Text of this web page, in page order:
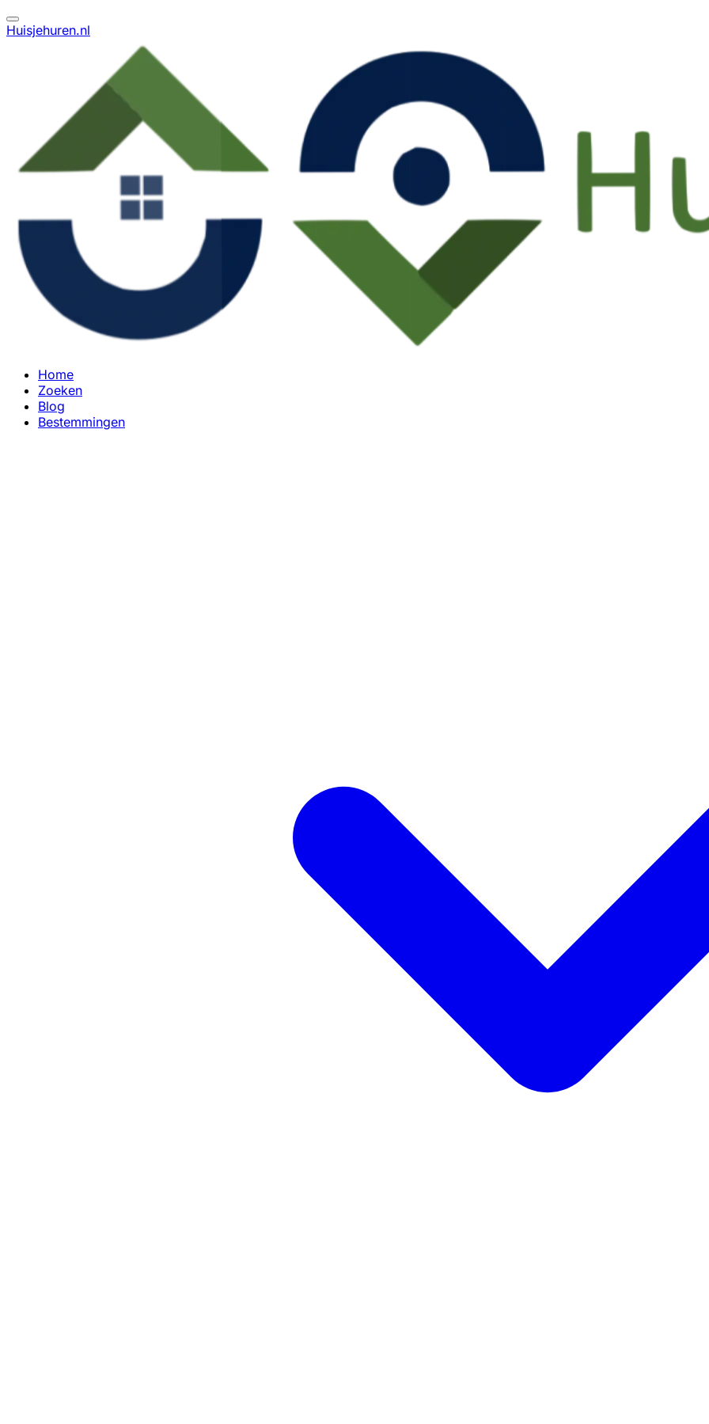
Huisjehuren.nl
Home
Zoeken
Blog
Bestemmingen